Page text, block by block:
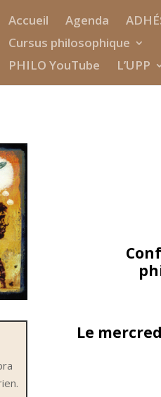
Accueil Agenda
Cursus philosophique
PHILO YouTube
L’UPP
Le